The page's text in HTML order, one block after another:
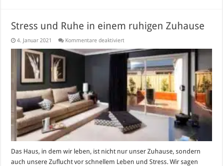
Stress und Ruhe in einem ruhigen Zuhause
4. Januar 2021 Kommentare deaktiviertfür
und
Ruhe
in
einem
ruhigen
Zuhause
Das Haus, in dem wir leben, ist nicht nur unser Zuhause, sondern
auch unsere Zuflucht vor schnellem Leben und Stress. Wir sagen